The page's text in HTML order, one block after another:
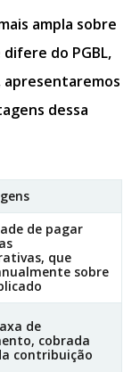
ampla sobre
do PGBL,
apresentaremos
dessa
de pagar
que
sobre
de
cobrada
contribuição